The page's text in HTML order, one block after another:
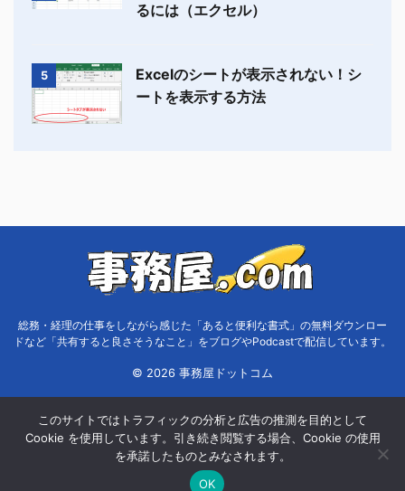
るには（エクセル）
5
Excelのシートが表示されない！シ
ートを表示する方法
総務・経理の仕事をしながら感じた「あると便利な書式」の無料ダウンロー
ドなど「共有すると良さそうなこと」をブログやPodcastで配信しています。
© 2026 事務屋ドットコム
このサイトではトラフィックの分析と広告の推測を目的として
Cookie を使用しています。引き続き閲覧する場合、Cookie の使用
を承諾したものとみなされます。
OK